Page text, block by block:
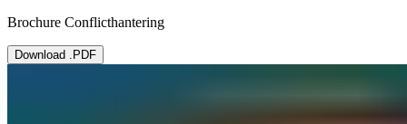
Brochure Conflicthantering
Download .PDF